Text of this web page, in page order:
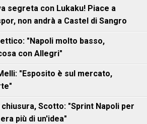
segreta con Lukaku! Piace a
non andrà a Castel di Sangro
"Napoli molto basso,
con Allegri"
"Esposito è sul mercato,
chiusura, Scotto: "Sprint Napoli per
più di un'idea"